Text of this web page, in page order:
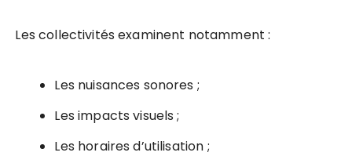
Les collectivités examinent notamment :
Les nuisances sonores ;
Les impacts visuels ;
Les horaires d’utilisation ;